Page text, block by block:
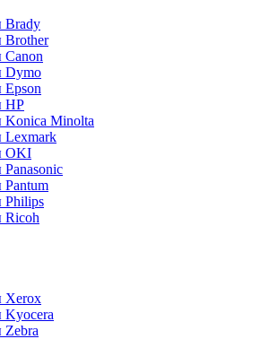
Brady
Dymo
HP
Minolta
OKI
Philips
Ricoh
Xerox